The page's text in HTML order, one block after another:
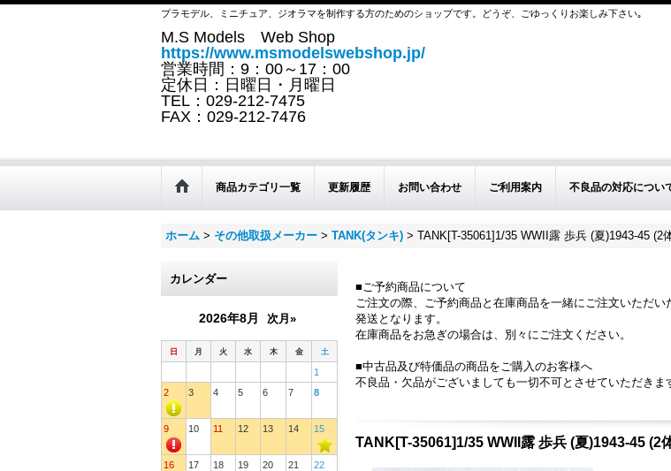
プラモデル、ミニチュア、ジオラマを制作する方のためのショップです。どうぞ、ごゆっくりお楽しみ下さい｡
M.S Models Web Shop
https://www.msmodelswebshop.jp/
営業時間：9：00～17：00
定休日：日曜日・月曜日
TEL：029-212-7475
FAX：029-212-7476
商品カテゴリ一覧 更新履歴 お問い合わせ ご利用案内 不良品の対応につい
ホーム > その他取扱メーカー > TANK(タンキ) > TANK[T-35061]1/35 WWII露 歩兵 (夏)1943-45 (2
カレンダー
2026年8月 次月»
日 月 火 水 木 金 土
1
2
3 4 5 6 7 8
9 10 11 12 13 14 15
16 17 18 19 20 21
22
■ご予約商品について
ご注文の際、ご予約商品と在庫商品を一緒にご注文いただ
発送となります。
在庫商品をお急ぎの場合は、別々にご注文ください。
■中古品及び特価品の商品をご購入のお客様へ
不良品・欠品がございましても一切不可とさせていただきま
TANK[T-35061]1/35 WWII露 歩兵 (夏)1943-45 (2